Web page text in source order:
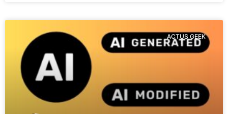
ACTUS GEEK